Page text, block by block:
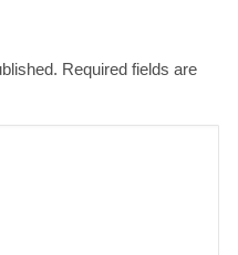
Required fields are